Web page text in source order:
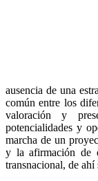
ausencia de una
común entre los
valoración y
potencialidades y
marcha de un
y la afirmación de
transnacional, de